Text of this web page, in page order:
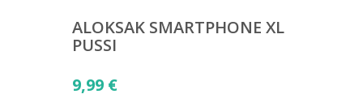
ALOKSAK SMARTPHONE XL
PUSSI
9,99 €